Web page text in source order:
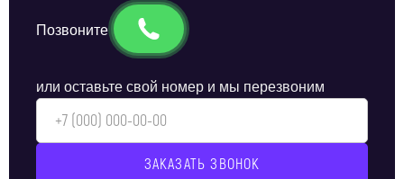
Позвоните
или оставьте свой номер и мы перезвоним